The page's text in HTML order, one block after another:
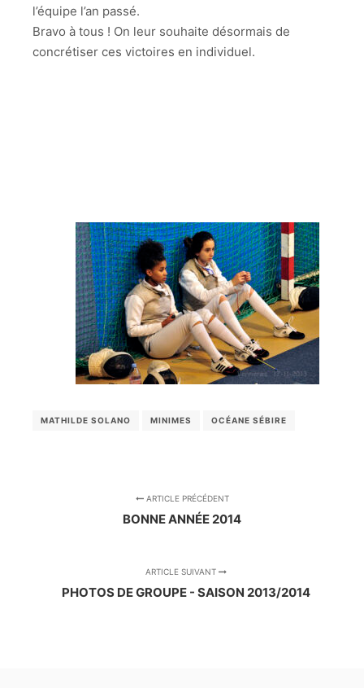
l’équipe l’an passé.
Bravo à tous ! On leur souhaite désormais de
concrétiser ces victoires en individuel.
MATHILDE SOLANO MINIMES OCÉANE SÉBIRE
ARTICLE PRÉCÉDENT
BONNE ANNÉE 2014
ARTICLE SUIVANT
PHOTOS DE GROUPE - SAISON 2013/2014